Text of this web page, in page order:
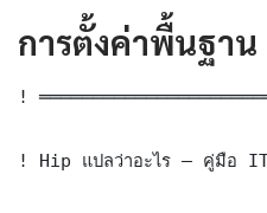
การตั้งค่าพื้นฐาน
!
! Hip แปลว่าอะไร — คู่มือ